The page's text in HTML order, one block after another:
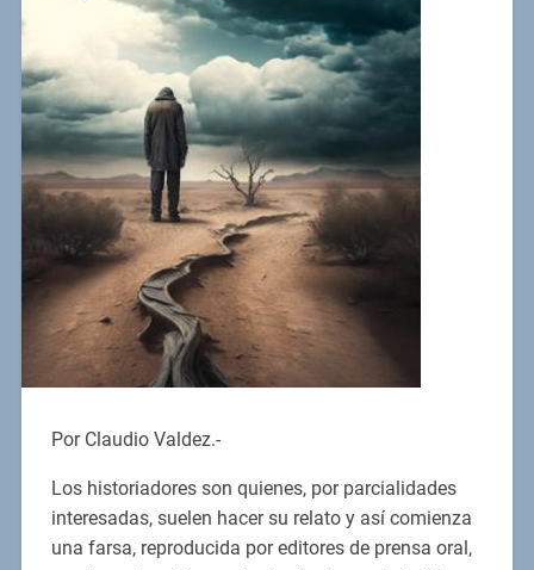
Por Claudio Valdez.-
Los historiadores son quienes, por parcialidades
interesadas, suelen hacer su relato y así comienza
una farsa, reproducida por editores de prensa oral,